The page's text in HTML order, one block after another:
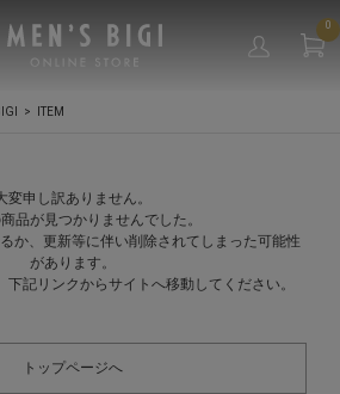
0
ITEM
変申し訳ありません。
品が見つかりませんでした。
か、更新等に伴い削除されてしまった可能性
があります。
下記リンクからサイトへ移動してください。
トップページへ